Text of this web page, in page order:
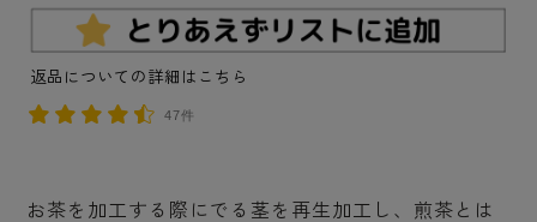
返品についての詳細はこちら
47件
お茶を加工する際にでる茎を再生加工し、煎茶とは